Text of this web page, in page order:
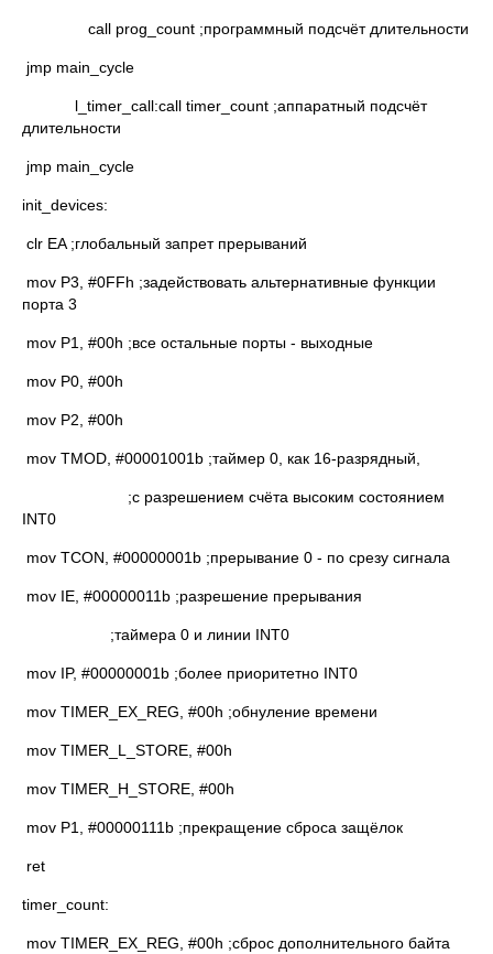
call prog_count ;программный подсчёт длительности
jmp main_cycle
l_timer_call:call timer_count ;аппаратный подсчёт
длительности
jmp main_cycle
init_devices:
clr EA ;глобальный запрет прерываний
mov P3, #0FFh ;задействовать альтернативные функции
порта 3
mov P1, #00h ;все остальные порты - выходные
mov P0, #00h
mov P2, #00h
mov TMOD, #00001001b ;таймер 0, как 16-разрядный,
;с разрешением счёта высоким состоянием
INT0
mov TCON, #00000001b ;прерывание 0 - по срезу сигнала
mov IE, #00000011b ;разрешение прерывания
;таймера 0 и линии INT0
mov IP, #00000001b ;более приоритетно INT0
mov TIMER_EX_REG, #00h ;обнуление времени
mov TIMER_L_STORE, #00h
mov TIMER_H_STORE, #00h
mov P1, #00000111b ;прекращение сброса защёлок
ret
timer_count:
mov TIMER_EX_REG, #00h ;сброс дополнительного байта